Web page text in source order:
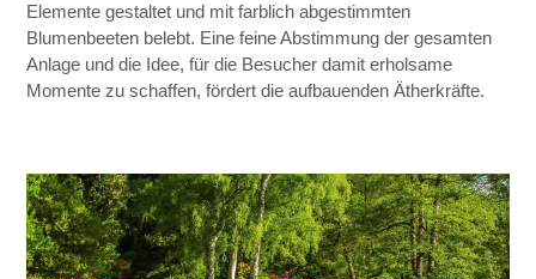
Elemente gestaltet und mit farblich abgestimmten
Blumenbeeten belebt. Eine feine Abstimmung der gesamten
Anlage und die Idee, für die Besucher damit erholsame
Momente zu schaffen, fördert die aufbauenden Ätherkräfte.